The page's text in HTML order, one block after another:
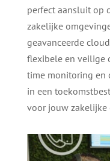
perfect aansluit op
zakelijke
geavanceerde
flexibele en veilige
time monitoring en
in een
voor jouw zakelijke